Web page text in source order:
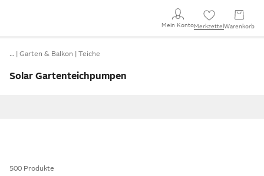
Mein KontoMerkzettel Warenkorb
… Garten & Balkon Teiche
Solar Gartenteichpumpen
500 Produkte